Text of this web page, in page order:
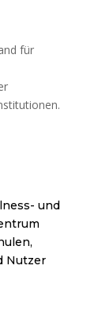
für
und
Nutzer